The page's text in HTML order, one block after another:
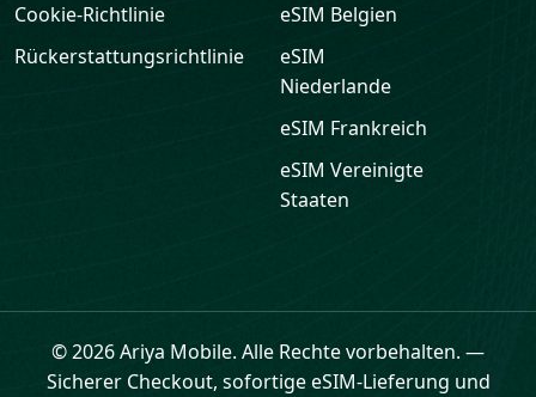
Cookie-Richtlinie
Rückerstattungsrichtlinie
eSIM Belgien
eSIM
Niederlande
eSIM Frankreich
eSIM Vereinigte
Staaten
© 2026 Ariya Mobile. Alle Rechte vorbehalten. —
Sicherer Checkout, sofortige eSIM-Lieferung und